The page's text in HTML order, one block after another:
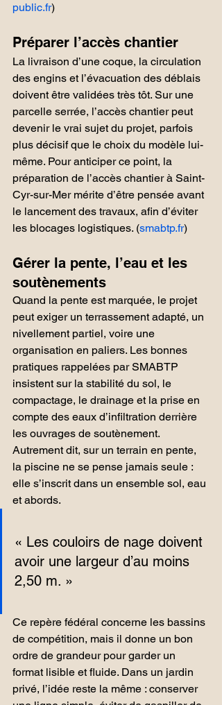
public.fr)
Préparer l’accès chantier
La livraison d’une coque, la circulation
des engins et l’évacuation des déblais
doivent être validées très tôt. Sur une
parcelle serrée, l’accès chantier peut
devenir le vrai sujet du projet, parfois
plus décisif que le choix du modèle lui-
même. Pour anticiper ce point, la
préparation de l’accès chantier à Saint-
Cyr-sur-Mer mérite d’être pensée avant
le lancement des travaux, afin d’éviter
les blocages logistiques. (smabtp.fr)
Gérer la pente, l’eau et les
soutènements
Quand la pente est marquée, le projet
peut exiger un terrassement adapté, un
nivellement partiel, voire une
organisation en paliers. Les bonnes
pratiques rappelées par SMABTP
insistent sur la stabilité du sol, le
compactage, le drainage et la prise en
compte des eaux d’infiltration derrière
les ouvrages de soutènement.
Autrement dit, sur un terrain en pente,
la piscine ne se pense jamais seule :
elle s’inscrit dans un ensemble sol, eau
et abords.
« Les couloirs de nage doivent
avoir une largeur d’au moins
2,50 m. »
Ce repère fédéral concerne les bassins
de compétition, mais il donne un bon
ordre de grandeur pour garder un
format lisible et fluide. Dans un jardin
privé, l’idée reste la même : conserver